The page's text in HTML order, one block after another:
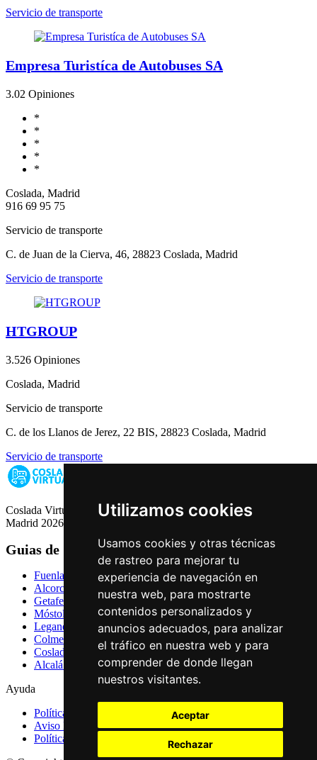
Utilizamos cookies
Usamos cookies y otras técnicas
de rastreo para mejorar tu
experiencia de navegación en
nuestra web, para mostrarte
contenidos personalizados y
anuncios adecuados, para analizar
el tráfico en nuestra web y para
comprender de donde llegan
nuestros visitantes.
Aceptar
Rechazar
Servicio de transporte
Empresa Turistíca de Autobuses SA
3.02 Opiniones
*
*
*
*
*
Coslada, Madrid
916 69 95 75
Servicio de transporte
C. de Juan de la Cierva, 46, 28823 Coslada, Madrid
Servicio de transporte
HTGROUP
3.526 Opiniones
Coslada, Madrid
Servicio de transporte
C. de los Llanos de Jerez, 22 BIS, 28823 Coslada, Madrid
Servicio de transporte
Coslada Virtual: Guia de Empresas, Ocio y Servicios de Coslada,
Madrid 2026
Guias de Ciudades
Fuenlabrada
Alcorcón
Getafe
Móstoles
Leganés
Colmenar Viejo
Coslada
Alcalá de Henares
Ayuda
Política de Privacidad
Aviso Legal
Política de Cookies